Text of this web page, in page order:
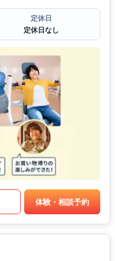
定休日
定休日なし
体験・相談予約